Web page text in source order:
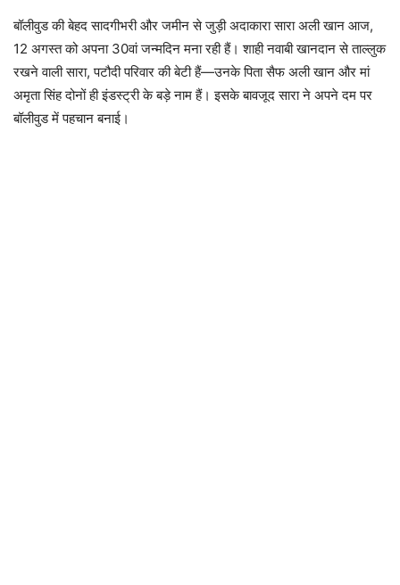
बॉलीवुड की बेहद सादगीभरी और जमीन से जुड़ी अदाकारा सारा अली खान आज,
12 अगस्त को अपना 30वां जन्मदिन मना रही हैं। शाही नवाबी खानदान से ताल्लुक
रखने वाली सारा, पटौदी परिवार की बेटी हैं—उनके पिता सैफ अली खान और मां
अमृता सिंह दोनों ही इंडस्ट्री के बड़े नाम हैं। इसके बावजूद सारा ने अपने दम पर
बॉलीवुड में पहचान बनाई।